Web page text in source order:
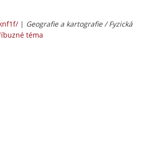
| Geografie a kartografie / Fyzická
téma